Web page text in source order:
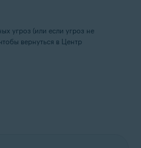
угроз (или если угроз не
, чтобы вернуться в Центр